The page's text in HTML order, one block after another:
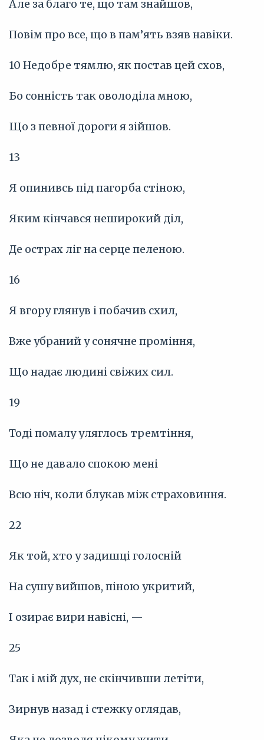
Але за благо те, що там знайшов,
Повім про все, що в пам’ять взяв навіки.
10 Недобре тямлю, як постав цей схов,
Бо сонність так оволоділа мною,
Що з певної дороги я зійшов.
13
Я опинивсь під пагорба стіною,
Яким кінчався неширокий діл,
Де острах ліг на серце пеленою.
16
Я вгору глянув і побачив схил,
Вже убраний у сонячне проміння,
Що надає людині свіжих сил.
19
Тоді помалу уляглось тремтіння,
Що не давало спокою мені
Всю ніч, коли блукав між страховиння.
22
Як той, хто у задишці голосній
На сушу вийшов, піною укритий,
І озирає вири навісні, —
25
Так і мій дух, не скінчивши летіти,
Зирнув назад і стежку оглядав,